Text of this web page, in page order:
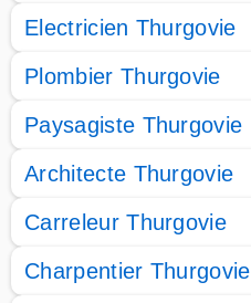
Electricien Thurgovie
Plombier Thurgovie
Paysagiste Thurgovie
Architecte Thurgovie
Carreleur Thurgovie
Charpentier Thurgovie